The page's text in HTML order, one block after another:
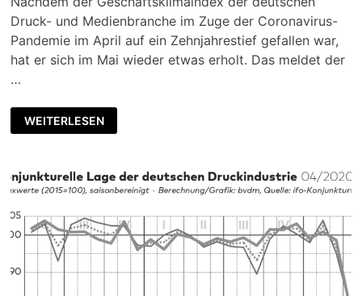
Druck- und Medienbranche im Zuge der Coronavirus-
Pandemie im April auf ein Zehnjahrestief gefallen war,
hat er sich im Mai wieder etwas erholt. Das meldet der
…
WEITERLESEN